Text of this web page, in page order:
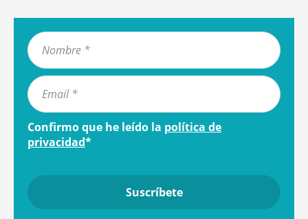
Confirmo que he leído la política de
privacidad*